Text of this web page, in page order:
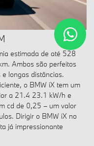
estimada de até 528
Ambos são perfeitos
longas distâncias.
o BMW iX tem um
a 21.4 23.1 kW/h e
cd de 0,25 – um valor
Dirigir o BMW iX no
já impressionante